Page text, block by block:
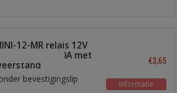
12-MR relais 12V
maakkontakt 40A met
bevestigingslip
€3,65
Informatie